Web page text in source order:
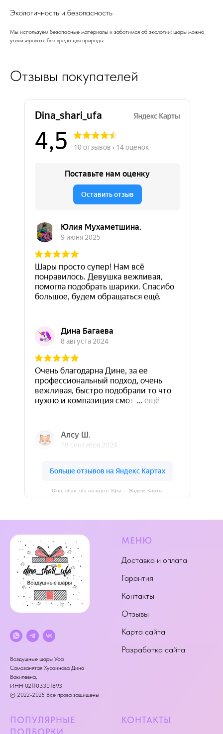
Экологичность и безопасность
Мы используем безопасные материалы и заботимся об экологии: шары можно
утилизировать без вреда для природы.
Отзывы покупателей
Dina_shari_ufa на карте Уфы — Яндекс Карты
Воздушные шары Уфа
Самозанятая Хусаинова Дина
Вакилевна,
ИНН 021103301893
© 2022-2025 Все права защищены
МЕНЮ
Доставка и оплата
Гарантия
Контакты
Отзывы
Карта сайта
Разработка сайта
ПОПУЛЯРНЫЕ
КОНТАКТЫ